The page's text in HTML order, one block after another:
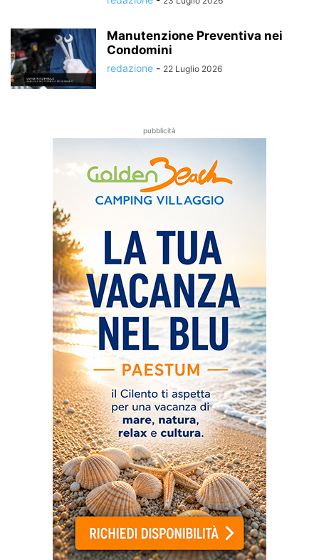
Manutenzione Preventiva nei
Condomini
redazione - 22 Luglio 2026
pubblicità